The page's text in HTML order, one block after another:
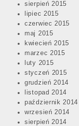
sierpień 2015
lipiec 2015
czerwiec 2015
maj 2015
kwiecień 2015
marzec 2015
luty 2015
styczeń 2015
grudzień 2014
listopad 2014
październik 2014
wrzesień 2014
sierpień 2014